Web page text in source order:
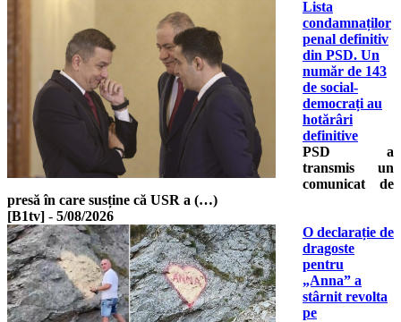
Lista
condamnaților
penal definitiv
din PSD. Un
număr de 143
de social-
democrați au
hotărâri
definitive
PSD a
transmis un
comunicat de
presă în care susține că USR a (…)
[B1tv] - 5/08/2026
O declarație de
dragoste
pentru
„Anna” a
stârnit revolta
pe